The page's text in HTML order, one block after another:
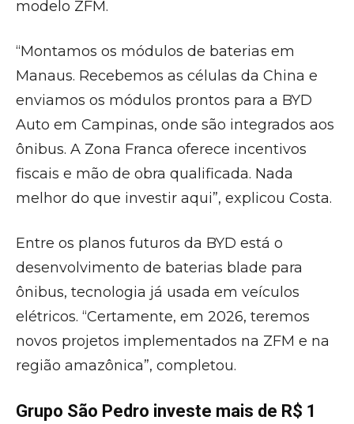
modelo ZFM.
“Montamos os módulos de baterias em
Manaus. Recebemos as células da China e
enviamos os módulos prontos para a BYD
Auto em Campinas, onde são integrados aos
ônibus. A Zona Franca oferece incentivos
fiscais e mão de obra qualificada. Nada
melhor do que investir aqui”, explicou Costa.
Entre os planos futuros da BYD está o
desenvolvimento de baterias blade para
ônibus, tecnologia já usada em veículos
elétricos. “Certamente, em 2026, teremos
novos projetos implementados na ZFM e na
região amazônica”, completou.
Grupo São Pedro investe mais de R$ 1